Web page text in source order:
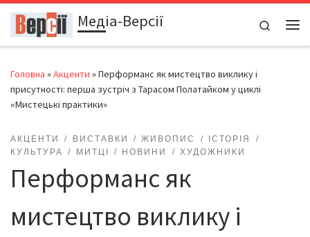
Перейти до вмістуМедіа-Версії
Search
Головна »Акценти »Перформанс як мистецтво виклику і
присутності: перша зустріч з Тарасом Полатайком у циклі
«Мистецькі практики»
АКЦЕНТИ ВИСТАВКИ ЖИВОПИС
ІСТОРІЯ
КУЛЬТУРА
МИТЦІ НОВИНИ ХУДОЖНИКИ
Перформанс як
мистецтво виклику і